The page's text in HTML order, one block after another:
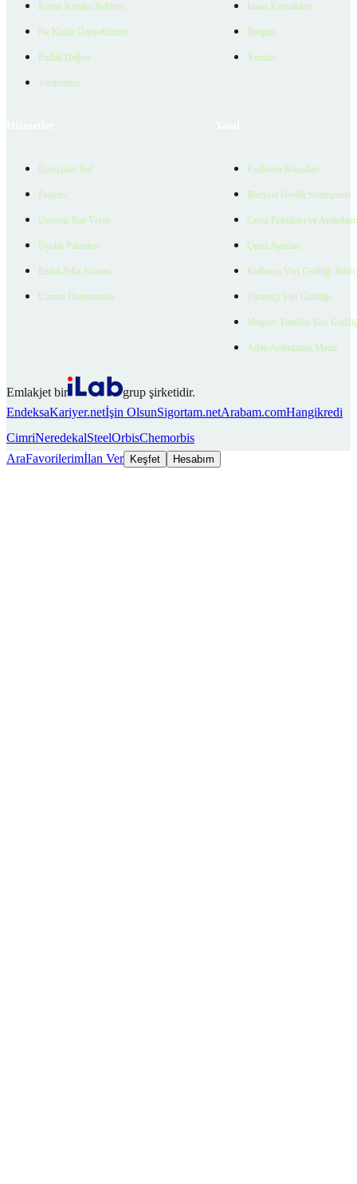
Konut Kredisi Rehberi
Ne Kadar Ödeyebilirim
Emlak Değeri
Verilerimiz
İnsan Kaynakları
İletişim
Yardım
Danışman Bul
Projeler
Ücretsiz İlan Verin
Üyelik Paketleri
EmlakZeka Asistan
Uzman Danışmanlar
Kullanım Koşulları
Bireysel Üyelik Sözleşmesi
Çerez Politikası ve
Çerez Ayarları
Kullanıcı Veri Gizliliği
Ziyaretçi Veri Gizliliği
Müşteri Yetkilisi Veri
Aday Aydınlatma Metni
Emlakjet bir
grup şirketidir.
EndeksaKariyer.netİşin OlsunSigortam.netArabam.comHangikredi
CimriNeredekalSteelOrbisChemorbis
AraFavorilerimİlan Ver Keşfet Hesabım